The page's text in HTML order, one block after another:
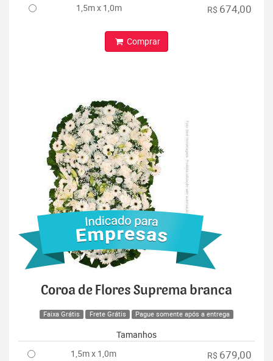
1,5m x 1,0m R$ 674,00
Comprar
Coroa de Flores Suprema branca
Faixa Grátis Frete Grátis Pague somente após a entrega
Tamanhos
1,5m x 1,0m
R$ 679,00